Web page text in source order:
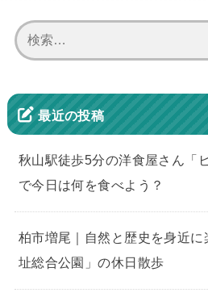
索:
最近の投稿
秋山駅徒歩5分の洋食屋さん「
で今日は何を食べよう？
柏市増尾｜自然と歴史を身近に
址総合公園」の休日散歩